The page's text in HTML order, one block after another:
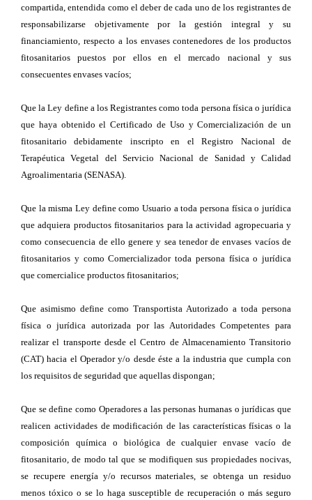
compartida, entendida como el deber de cada uno de los registrantes de
responsabilizarse objetivamente por la gestión integral y su
financiamiento, respecto a los envases contenedores de los productos
fitosanitarios puestos por ellos en el mercado nacional y sus
consecuentes envases vacíos;
Que la Ley define a los Registrantes como toda persona física o jurídica
que haya obtenido el Certificado de Uso y Comercialización de un
fitosanitario debidamente inscripto en el Registro Nacional de
Terapéutica Vegetal del Servicio Nacional de Sanidad y Calidad
Agroalimentaria (SENASA).
Que la misma Ley define como Usuario a toda persona física o jurídica
que adquiera productos fitosanitarios para la actividad agropecuaria y
como consecuencia de ello genere y sea tenedor de envases vacíos de
fitosanitarios y como Comercializador toda persona física o jurídica
que comercialice productos fitosanitarios;
Que asimismo define como Transportista Autorizado a toda persona
física o jurídica autorizada por las Autoridades Competentes para
realizar el transporte desde el Centro de Almacenamiento Transitorio
(CAT) hacia el Operador y/o desde éste a la industria que cumpla con
los requisitos de seguridad que aquellas dispongan;
Que se define como Operadores a las personas humanas o jurídicas que
realicen actividades de modificación de las características físicas o la
composición química o biológica de cualquier envase vacío de
fitosanitario, de modo tal que se modifiquen sus propiedades nocivas,
se recupere energía y/o recursos materiales, se obtenga un residuo
menos tóxico o se lo haga susceptible de recuperación o más seguro